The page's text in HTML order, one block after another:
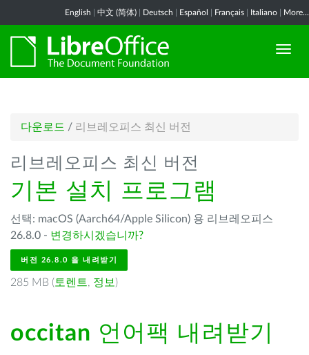
English 中文 (简体) Deutsch Español Français Italiano More...
다운로드 / 리브레오피스 최신 버전
리브레오피스 최신 버전
기본 설치 프로그램
선택: macOS (Aarch64/Apple Silicon) 용 리브레오피스
26.8.0 - 변경하시겠습니까?
버전 26.8.0 을 내려받기
285 MB ( 토렌트, 정보 )
occitan 언어팩 내려받기